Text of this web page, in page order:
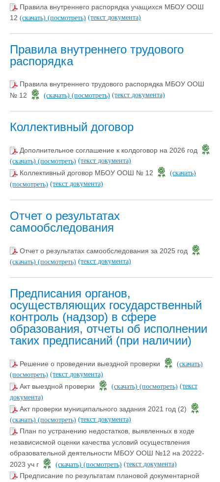
Правила внутреннего распорядка учащихся МБОУ ООШ
12 (скачать) (посмотреть) (текст документа)
Правила внутреннего трудового
распорядка
Правила внутреннего трудового распорядка МБОУ ООШ
№ 12
(скачать) (посмотреть) (текст документа)
Коллективный договор
Дополнительное соглашение к колдоговор на 2026 год
(скачать) (посмотреть) (текст документа)
Коллективный договор МБОУ ООШ № 12
(скачать)
(посмотреть) (текст документа)
Отчет о результатах
самообследования
Отчет о результатах самообследования за 2025 год
(скачать) (посмотреть) (текст документа)
Предписания органов,
осуществляющих государственный
контроль (надзор) в сфере
образования, отчеты об исполнении
таких предписаний (при наличии)
Решение о проведении выездной проверки
(скачать)
(посмотреть) (текст документа)
Акт выездной проверки (скачать) (посмотреть) (текст
документа)
Акт проверки муниципального задания 2021 год (2)
(скачать) (посмотреть) (текст документа)
План по устранению недостатков, выявленных в ходе
независисмой оценки качества условий осуществления
образовательной деятельности МБОУ ООШ №12 на 20222-
2023 уч г
(скачать) (посмотреть) (текст документа)
Предписание по результатам плановой документарной